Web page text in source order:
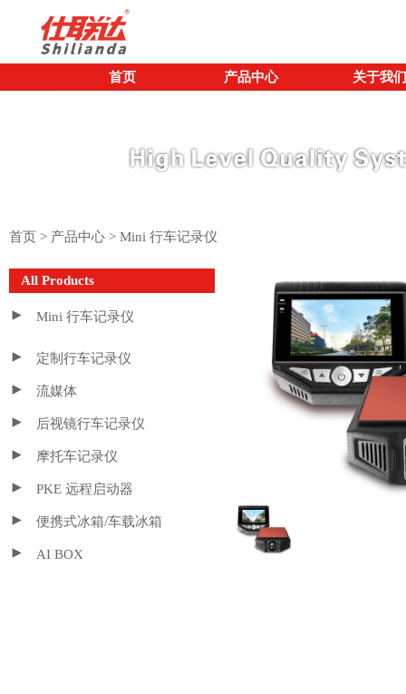
首页 产品中心 关于我们
首页 > 产品中心 > Mini 行车记录仪
All Products
Mini 行车记录仪
定制行车记录仪
流媒体
后视镜行车记录仪
摩托车记录仪
PKE 远程启动器
便携式冰箱/车载冰箱
AI BOX